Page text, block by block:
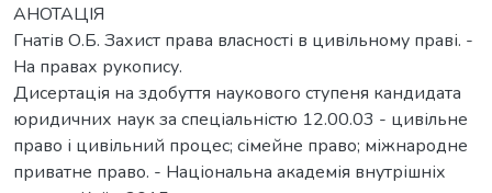
АНОТАЦІЯ
Гнатів О.Б. Захист права власності в цивільному праві. -
На правах рукопису.
Дисертація на здобуття наукового ступеня кандидата
юридичних наук за спеціальністю 12.00.03 - цивільне
право і цивільний процес; сімейне право; міжнародне
приватне право. - Національна академія внутрішніх